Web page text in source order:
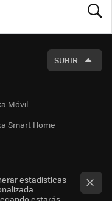
SUBIR
Móvil
Smart Home
estadísticas